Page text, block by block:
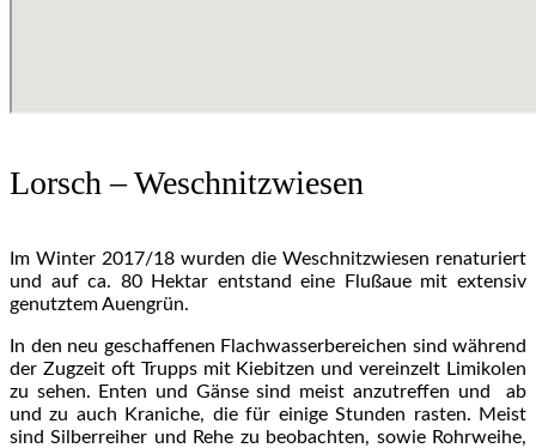
Lorsch – Weschnitzwiesen
Im Winter 2017/18 wurden die Weschnitzwiesen renaturiert
und auf ca. 80 Hektar entstand eine Flußaue mit extensiv
genutztem Auengrün.
In den neu geschaffenen Flachwasserbereichen sind während
der Zugzeit oft Trupps mit Kiebitzen und vereinzelt Limikolen
zu sehen. Enten und Gänse sind meist anzutreffen und ab
und zu auch Kraniche, die für einige Stunden rasten. Meist
sind Silberreiher und Rehe zu beobachten, sowie Rohrweihe,